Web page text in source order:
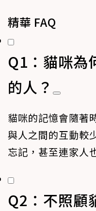
精華 FAQ
Q1：貓咪為
的人？
貓咪的記憶會隨著
與人之間的互動較
忘記，甚至連家人
Q2：不照顧